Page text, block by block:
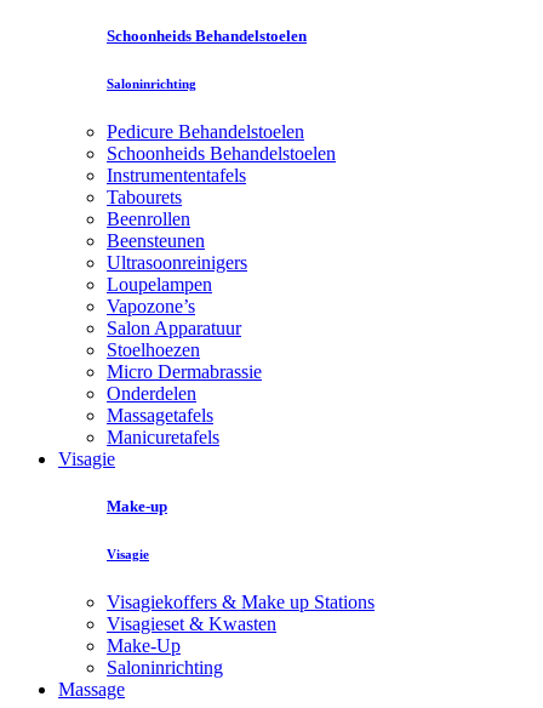
Schoonheids Behandelstoelen
Saloninrichting
Pedicure Behandelstoelen
Schoonheids Behandelstoelen
Instrumententafels
Tabourets
Beenrollen
Beensteunen
Ultrasoonreinigers
Loupelampen
Vapozone’s
Salon Apparatuur
Stoelhoezen
Micro Dermabrassie
Onderdelen
Massagetafels
Manicuretafels
Visagie
Make-up
Visagie
Visagiekoffers & Make up Stations
Visagieset & Kwasten
Make-Up
Saloninrichting
Massage